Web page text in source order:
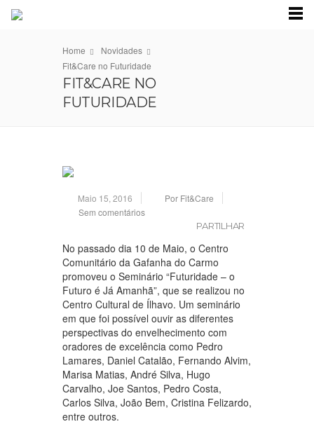
Home
Novidades
Fit&Care no Futuridade
FIT&CARE NO
FUTURIDADE
Maio 15, 2016
Por Fit&Care
Sem comentários
PARTILHAR
No passado dia 10 de Maio, o Centro
Comunitário da Gafanha do Carmo
promoveu o Seminário “Futuridade – o
Futuro é Já Amanhã”, que se realizou no
Centro Cultural de Ílhavo. Um seminário
em que foi possível ouvir as diferentes
perspectivas do envelhecimento com
oradores de excelência como Pedro
Lamares, Daniel Catalão, Fernando Alvim,
Marisa Matias, André Silva, Hugo
Carvalho, Joe Santos, Pedro Costa,
Carlos Silva, João Bem, Cristina Felizardo,
entre outros.